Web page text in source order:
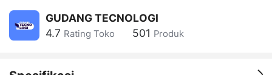
GUDANG TECNOLOGI
4.7 Rating Toko 501 Produk